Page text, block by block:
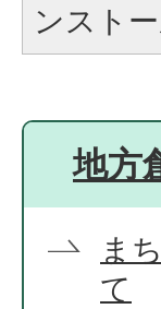
ンスト
地方
ま
て